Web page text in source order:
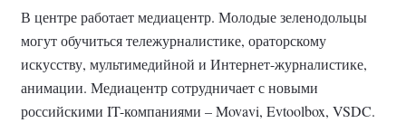
В центре работает медиацентр. Молодые зеленодольцы
могутобучиться тележурналистике, ораторскому
искусству, мультимедийной и Интернет-журналистике,
анимации. Медиацентр сотрудничает с новыми
российскими IT-компаниями – Movavi, Evtoolbox, VSDC.